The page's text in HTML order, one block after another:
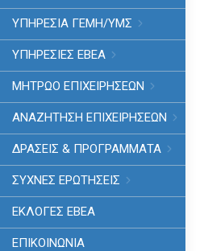
ΥΠΗΡΕΣΊΑ ΓΕΜΗ/ΥΜΣ
ΥΠΗΡΕΣΙΕΣ ΕΒΕΑ
ΜΗΤΡΩΟ ΕΠΙΧΕΙΡΗΣΕΩΝ
ΑΝΑΖΗΤΗΣΗ ΕΠΙΧΕΙΡΗΣΕΩΝ
ΔΡΑΣΕΙΣ & ΠΡΟΓΡΑΜΜΑΤΑ
ΣΥΧΝΕΣ ΕΡΩΤΗΣΕΙΣ
ΕΚΛΟΓΈΣ ΕΒΕΑ
ΕΠΙΚΟΙΝΩΝΙΑ